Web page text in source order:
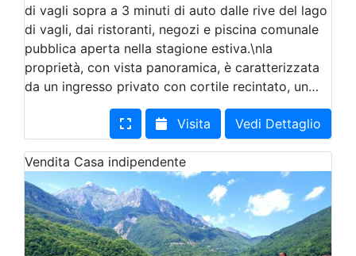
di vagli sopra a 3 minuti di auto dalle rive del lago
di vagli, dai ristoranti, negozi e piscina comunale
pubblica aperta nella stagione estiva.\nla
proprietà, con vista panoramica, è caratterizzata
da un ingresso privato con cortile recintato, un…
Visita Vedi Dettaglio
Vendita Casa indipendente